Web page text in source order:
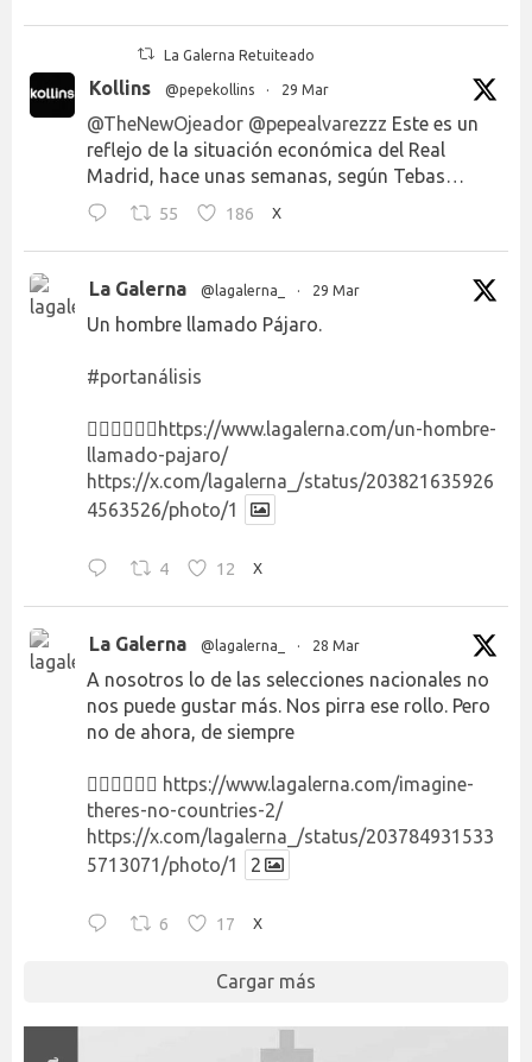
La Galerna Retuiteado
Kollins @pepekollins · 29 Mar
@TheNewOjeador @pepealvarezzz Este es un
reflejo de la situación económica del Real
Madrid, hace unas semanas, según Tebas…
55 186 X
La Galerna @lagalerna_ · 29 Mar
Un hombre llamado Pájaro.
#portanálisis
👉🏻👉🏻👉🏻 https://www.lagalerna.com/un-hombre-
llamado-pajaro/
https://x.com/lagalerna_/status/203821635926
4563526/photo/1
4 12 X
La Galerna @lagalerna_ · 28 Mar
A nosotros lo de las selecciones nacionales no
nos puede gustar más. Nos pirra ese rollo. Pero
no de ahora, de siempre
👉🏻👉🏻👉🏻 https://www.lagalerna.com/imagine-
theres-no-countries-2/
https://x.com/lagalerna_/status/203784931533
5713071/photo/1
2
6 17 X
Cargar más